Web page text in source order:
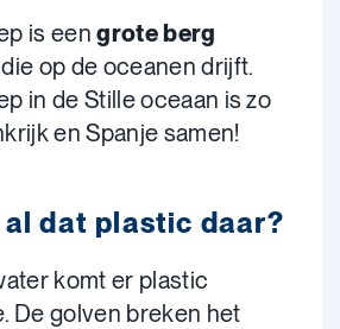
is eengrote berg
die op de oceanen drijft.
in de Stille oceaan is zo
en Spanje samen!
al dat plastic daar?
komt er plastic
De golven breken het